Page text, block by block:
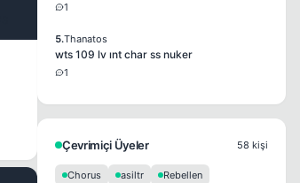
1
5.Thanatos
wts 109 lv ınt char ss nuker
1
Çevrimiçi Üyeler 58 kişi
Chorus asiltr
Rebellen